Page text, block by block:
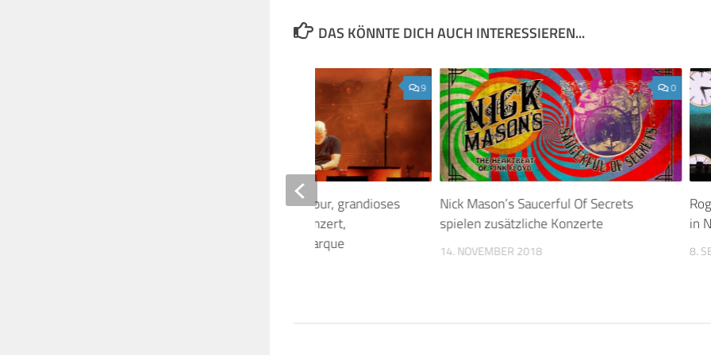
DAS KÖNNTE DICH AUCH INTERESSIEREN...
0
Nick Mason’s Saucerful Of Secrets
spielen zusätzliche Konzerte
14. NOVEMBER 2018
in
8.
9
Flashback: David Gilmour, grandioses
zweites São Paulo Konzert,
12.12.2015 Allianz Parque